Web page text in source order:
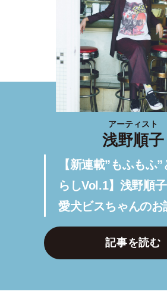
アーティスト
浅野順子
【新連載”もふもふ
らしVol.1】浅野順
愛犬ビスちゃんのお
記事を読む